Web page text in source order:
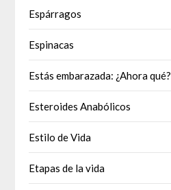
Espárragos
Espinacas
Estás embarazada: ¿Ahora qué?
Esteroides Anabólicos
Estilo de Vida
Etapas de la vida